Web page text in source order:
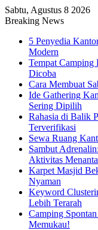
Sabtu, Agustus 8 2026
Breaking News
5 Penyedia
Modern
Tempat
Dicoba
Cara Membuat
Ide Gathering
Sering Dipilih
Rahasia di Balik
Terverifikasi
Sewa Ruang
Sambut
Aktivitas
Karpet Masjid
Nyaman
Keyword
Lebih Terarah
Camping
Memukau!